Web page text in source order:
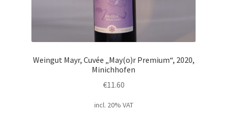
Weingut Mayr, Cuvée „May(o)r Premium“, 2020,
Minichhofen
€11.60
incl. 20% VAT